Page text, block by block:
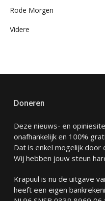
Rode Morgen
Videre
Doneren
Deze nieuws- en
onafhankelijk en 100%
Dat is enkel mogelijk door
Wij hebben jouw steun
Krapuul is nu de uitgave
heeft een eigen